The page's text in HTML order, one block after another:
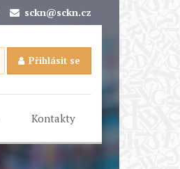
sckn@sckn.cz
Přihlásit se
Kontakty